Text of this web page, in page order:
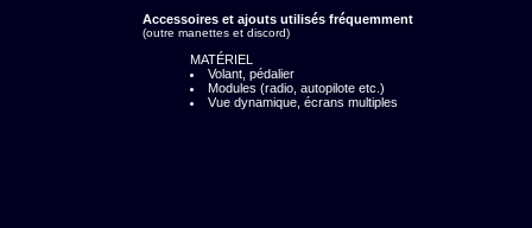
Accessoires et ajouts utilisés fréquemment
(outre manettes et discord)
MATÉRIEL
Volant, pédalier
Modules (radio, autopilote etc.)
Vue dynamique, écrans multiples